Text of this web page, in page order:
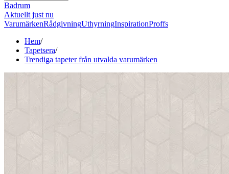
Badrum
Aktuellt just nu
VarumärkenRådgivningUthyrningInspirationProffs
Hem/
Tapetsera/
Trendiga tapeter från utvalda varumärken